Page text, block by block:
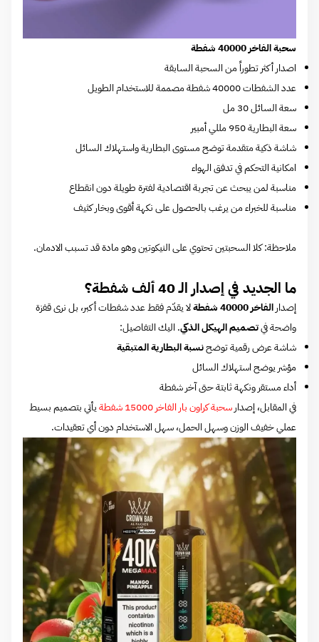
سحبة الفاخر 40000 شفطة
اصدار أكثر تطوراً من السحبة السابقة
عدد الشفطات 40000 شفطة مصممة للاستخدام الطويل
سعة السائل 30 مل
سعة البطارية 950 مللي أمبير
شاشة ذكية متقدمة توضح مستوى البطارية واستهلاك السائل
امكانية التحكم في تدفق الهواء
مناسبة لمن يبحث عن تجربة اقتصادية لفترة طويلة دون انقطاع
مناسبة للخبراء من يرغب بالحصول على نكهة أقوى وبخار كثيف
ملاحظة: كلا السحبتين تحتوي على النيكوتين وهو مادة قد تسبب الادمان.
ما الجديد في إصدار الـ 40 ألف شفطة؟
إصدارالفاخر 40000 شفطة
لا يقدّم فقط عدد شفطات أكبر، بل نرى قفزة
واضحة فيتصميم الهيكل الذكي. اليك التفاصيل:
شاشة عرض رقمية توضحنسبة البطارية المتبقية
مؤشر يوضح استهلاك السائل
أداء مستقر ونكهة ثابتة حتى آخر شفطة
في المقابل، إصدارسحبة كراون بار الفاخر 15000 شفطة
يأتي بتصميم بسيط
عملي خفيف الوزن وسهل الحمل، سهل الاستخدام دون أي تعقيدات.